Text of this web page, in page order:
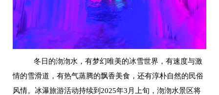
冬日的沕沕水，有梦幻唯美的冰雪世界，有速度与激
情的雪滑道，有热气蒸腾的飘香美食，还有淳朴自然的民俗
风情。冰瀑旅游活动持续到2025年3月上旬，沕沕水景区将